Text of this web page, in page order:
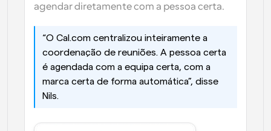
agendar diretamente com a pessoa certa.
“O Cal.com centralizou inteiramente a
coordenação de reuniões. A pessoa certa
é agendada com a equipa certa, com a
marca certa de forma automática”, disse
Nils.